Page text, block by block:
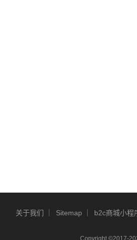
关于我们 Sitemap b2c商城小程
Copyright ©2017-